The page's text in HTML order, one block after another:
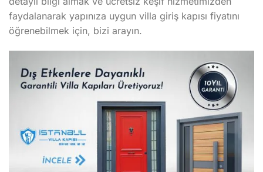
faydalanarak yapınıza uygun villa giriş kapısı fiyatını
öğrenebilmek için, bizi arayın.